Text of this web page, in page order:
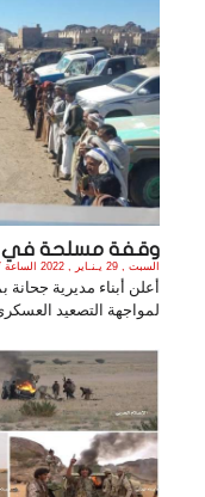
وقفة مسلحة في
السبت , 29 يـنـاير , 2022 الساعة 5:55:57 PM
أعلن أبناء مديرية جحانة
لمواجهة التصعيد